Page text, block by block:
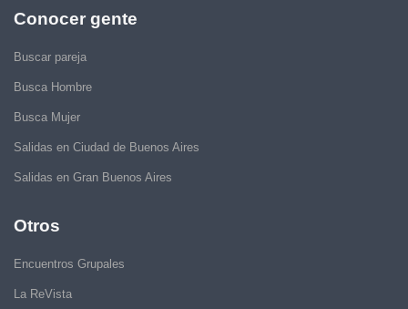
Conocer gente
Buscar pareja
Busca Hombre
Busca Mujer
Salidas en Ciudad de Buenos Aires
Salidas en Gran Buenos Aires
Otros
Encuentros Grupales
La ReVista